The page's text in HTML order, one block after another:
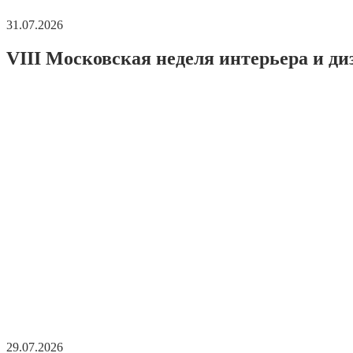
31.07.2026
VIII Московская неделя интерьера и
29.07.2026